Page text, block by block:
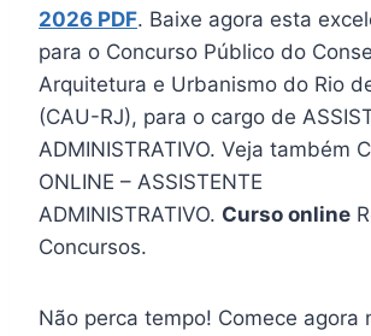
2026 PDF. Baixe agora esta
para o Concurso Público do
Arquitetura e Urbanismo do Rio
(CAU-RJ), para o cargo de
ADMINISTRATIVO. Veja também
ONLINE – ASSISTENTE
ADMINISTRATIVO. Curso online
Concursos.
Não perca tempo! Comece agora